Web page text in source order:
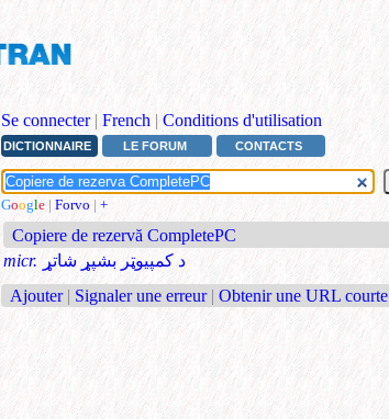
Se connecter | French | Conditions d'utilisation
DICTIONNAIRE LE FORUM CONTACTS
Google | Forvo | +
Copiere de rezervă CompletePC
micr.
د کمپیوټر بشپړ شاتړ
Ajouter | Signaler une erreur | Obtenir une URL courte